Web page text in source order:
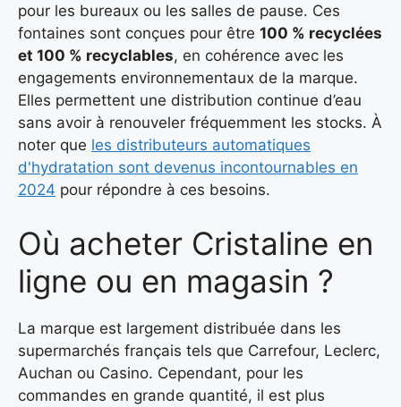
pour les bureaux ou les salles de pause. Ces
fontaines sont conçues pour être 100 % recyclées
et 100 % recyclables, en cohérence avec les
engagements environnementaux de la marque.
Elles permettent une distribution continue d’eau
sans avoir à renouveler fréquemment les stocks. À
noter que les distributeurs automatiques
d'hydratation sont devenus incontournables en
2024 pour répondre à ces besoins.
Où acheter Cristaline en
ligne ou en magasin ?
La marque est largement distribuée dans les
supermarchés français tels que Carrefour, Leclerc,
Auchan ou Casino. Cependant, pour les
commandes en grande quantité, il est plus